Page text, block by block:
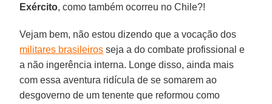
Exército, como também ocorreu no Chile?!
Vejam bem, não estou dizendo que a vocação dos
militares brasileiros seja a do combate profissional e
a não ingerência interna. Longe disso, ainda mais
com essa aventura ridícula de se somarem ao
desgoverno de um tenente que reformou como